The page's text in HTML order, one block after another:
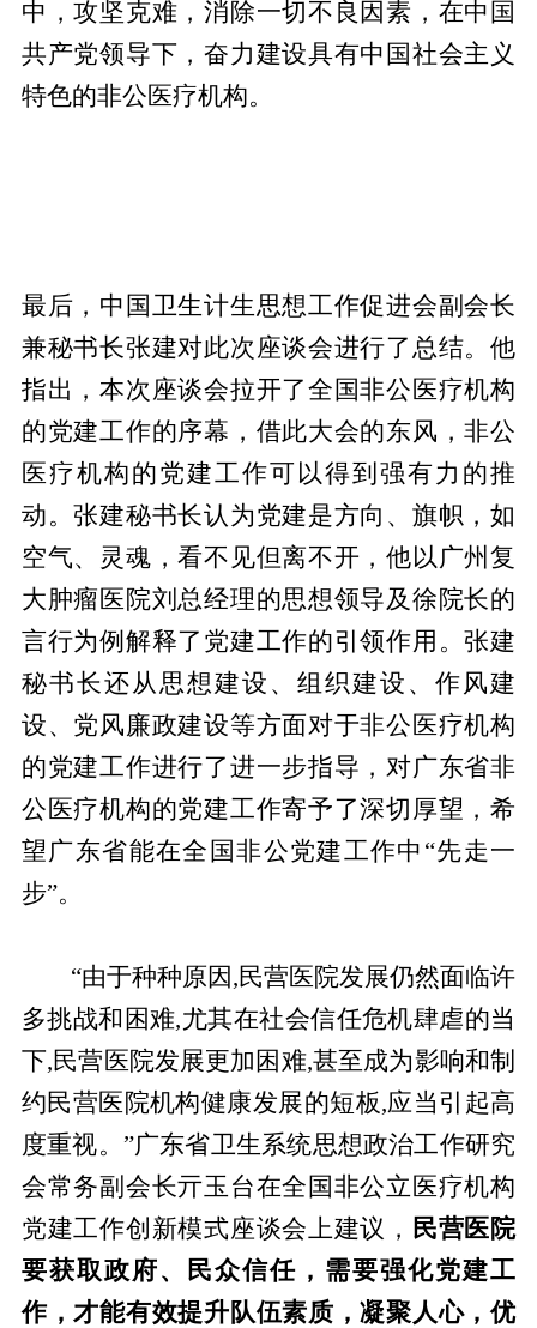
中，攻坚克难，消除一切不良因素，在中国
共产党领导下，奋力建设具有中国社会主义
特色的非公医疗机构。
最后，中国卫生计生思想工作促进会副会长
兼秘书长张建对此次座谈会进行了总结。他
指出，本次座谈会拉开了全国非公医疗机构
的党建工作的序幕，借此大会的东风，非公
医疗机构的党建工作可以得到强有力的推
动。张建秘书长认为党建是方向、旗帜，如
空气、灵魂，看不见但离不开，他以广州复
大肿瘤医院刘总经理的思想领导及徐院长的
言行为例解释了党建工作的引领作用。张建
秘书长还从思想建设、组织建设、作风建
设、党风廉政建设等方面对于非公医疗机构
的党建工作进行了进一步指导，对广东省非
公医疗机构的党建工作寄予了深切厚望，希
望广东省能在全国非公党建工作中“先走一
步”。
“由于种种原因,民营医院发展仍然面临许
多挑战和困难,尤其在社会信任危机肆虐的当
下,民营医院发展更加困难,甚至成为影响和制
约民营医院机构健康发展的短板,应当引起高
度重视。”广东省卫生系统思想政治工作研究
会常务副会长亓玉台在全国非公立医疗机构
党建工作创新模式座谈会上建议，
民营医院
要获取政府、民众信任，需要强化党建工
作，才能有效提升队伍素质，凝聚人心，优